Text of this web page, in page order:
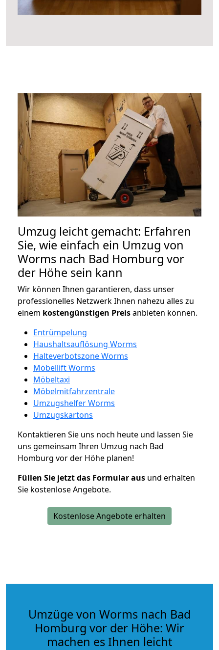
Umzug leicht gemacht: Erfahren
Sie, wie einfach ein Umzug von
Worms nach Bad Homburg vor
der Höhe sein kann
Wir können Ihnen garantieren, dass unser
professionelles Netzwerk Ihnen nahezu alles zu
einem kostengünstigen Preisanbieten können.
Entrümpelung
Haushaltsauflösung Worms
Halteverbotszone Worms
Möbellift Worms
Möbeltaxi
Möbelmitfahrzentrale
Umzugshelfer Worms
Umzugskartons
Kontaktieren Sie uns noch heute und lassen Sie
uns gemeinsam Ihren Umzug nach Bad
Homburg vor der Höhe planen!
Füllen Sie jetzt das Formular aus und erhalten
Sie kostenlose Angebote.
Kostenlose Angebote erhalten
Umzüge von Worms nach Bad
Homburg vor der Höhe: Wir
machen es Ihnen leicht